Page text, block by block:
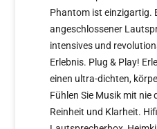
Phantom ist einzigartig.
angeschlossener
intensives und
Erlebnis. Plug & Play!
einen ultra-dichten,
Fühlen Sie Musik mit nie
Reinheit und Klarheit.